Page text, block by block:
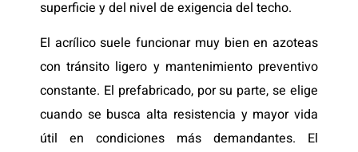
superficie y del nivel de exigencia del techo.
El acrílico suele funcionar muy bien en azoteas
con tránsito ligero y mantenimiento preventivo
constante. El prefabricado, por su parte, se elige
cuando se busca alta resistencia y mayor vida
útil en condiciones más demandantes. El